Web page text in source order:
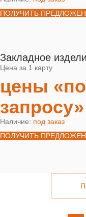
ПОЛУЧИТЬ
Закладное
Цена за 1 карту
цены «по
запросу»
Наличие: под заказ
ПОЛУЧИТЬ